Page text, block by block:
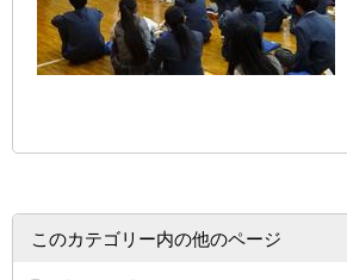
このカテゴリー内の他のページ